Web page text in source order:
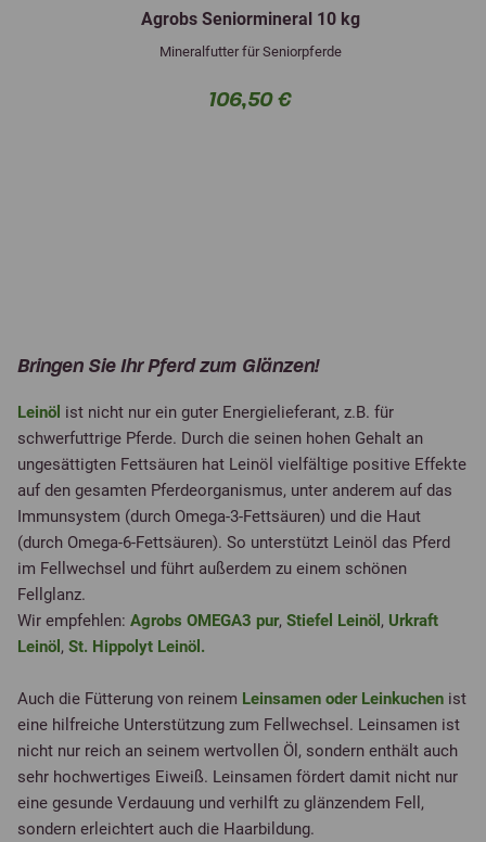
Agrobs Seniormineral 10 kg
Mineralfutter für Seniorpferde
106,50 €
Bringen Sie Ihr Pferd zum Glänzen!
Leinöl ist nicht nur ein guter Energielieferant, z.B. für
schwerfuttrige Pferde. Durch die seinen hohen Gehalt an
ungesättigten Fettsäuren hat Leinöl vielfältige positive Effekte
auf den gesamten Pferdeorganismus, unter anderem auf das
Immunsystem (durch Omega-3-Fettsäuren) und die Haut
(durch Omega-6-Fettsäuren). So unterstützt Leinöl das Pferd
im Fellwechsel und führt außerdem zu einem schönen
Fellglanz.
Wir empfehlen: Agrobs OMEGA3 pur, Stiefel Leinöl , Urkraft
Leinöl , St. Hippolyt Leinöl.
Auch die Fütterung von reinem Leinsamen oder Leinkuchen ist
eine hilfreiche Unterstützung zum Fellwechsel. Leinsamen ist
nicht nur reich an seinem wertvollen Öl, sondern enthält auch
sehr hochwertiges Eiweiß. Leinsamen fördert damit nicht nur
eine gesunde Verdauung und verhilft zu glänzendem Fell,
sondern erleichtert auch die Haarbildung.